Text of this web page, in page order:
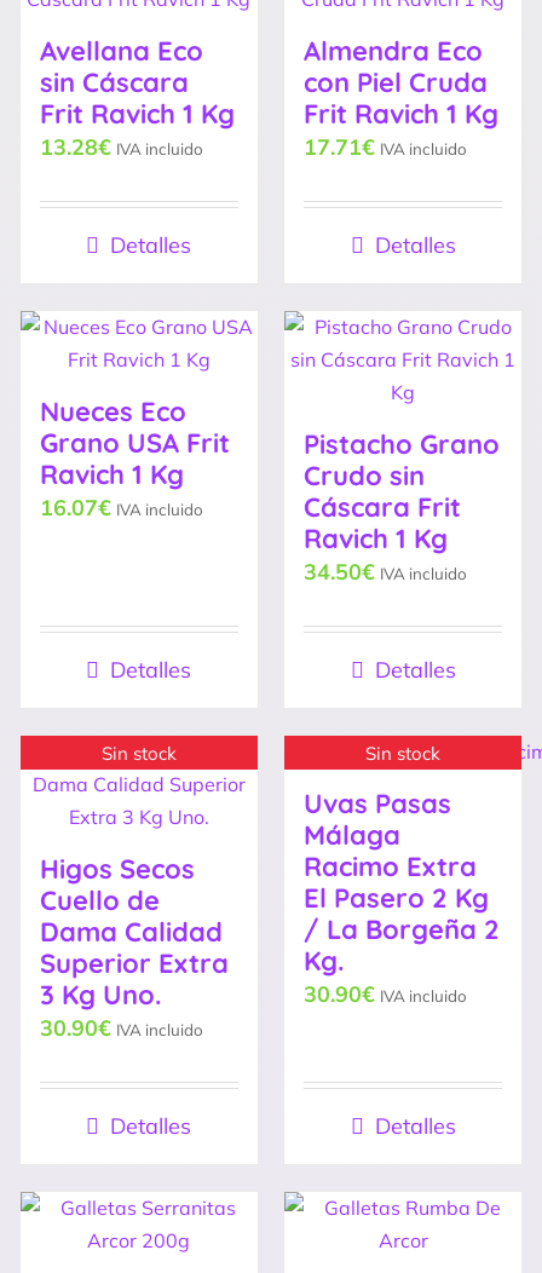
Avellana Eco
sin Cáscara
Frit Ravich 1 Kg
13.28€ IVA incluido
Detalles
Almendra Eco
con Piel Cruda
Frit Ravich 1 Kg
17.71€ IVA incluido
Detalles
Nueces Eco
Grano USA Frit
Ravich 1 Kg
16.07€ IVA incluido
Detalles
Pistacho Grano
Crudo sin
Cáscara Frit
Ravich 1 Kg
34.50€ IVA incluido
Detalles
Sin stock
Higos Secos
Cuello de
Dama Calidad
Superior Extra
3 Kg Uno.
30.90€ IVA incluido
Detalles
Sin stock
Uvas Pasas
Málaga
Racimo Extra
El Pasero 2 Kg
/ La Borgeña 2
Kg.
30.90€ IVA incluido
Detalles